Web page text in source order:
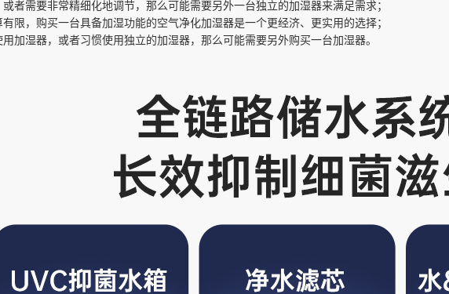
者需要非常精细化地调节，那么可能需要另外一台独立的加湿器来满足需求；
限，购买一台具备加湿功能的空气净化加湿器是一个更经济、更实用的选择；
加湿器，或者习惯使用独立的加湿器，那么可能需要另外购买一台加湿器。